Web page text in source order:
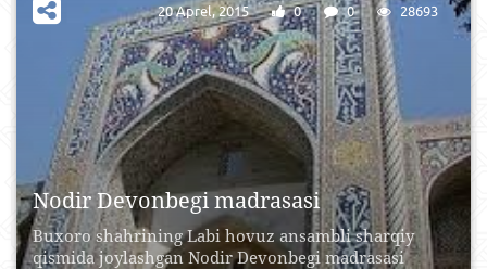
Nodir Devonbegi madrasasi
Buxoro shahrining Labi hovuz ansambli sharqiy
qismida joylashgan Nodir Devonbegi madrasasi
20 Aprel, 2015 0 0 28693